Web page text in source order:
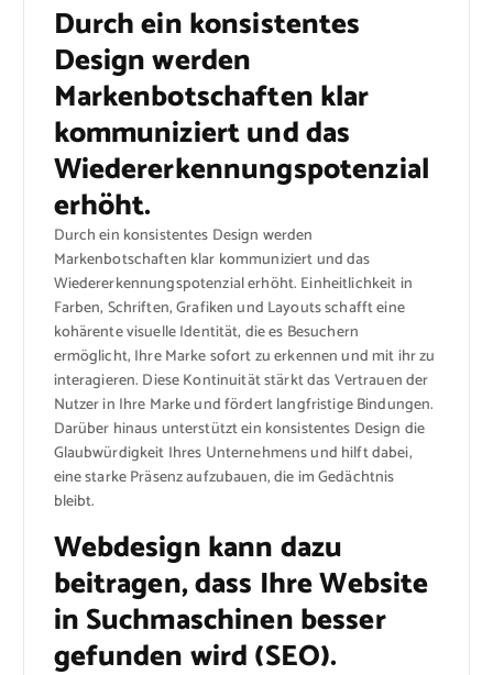
Durch ein konsistentes
Design werden
Markenbotschaften klar
kommuniziert und das
Wiedererkennungspotenzial
erhöht.
Durch ein konsistentes Design werden
Markenbotschaften klar kommuniziert und das
Wiedererkennungspotenzial erhöht. Einheitlichkeit in
Farben, Schriften, Grafiken und Layouts schafft eine
kohärente visuelle Identität, die es Besuchern
ermöglicht, Ihre Marke sofort zu erkennen und mit ihr zu
interagieren. Diese Kontinuität stärkt das Vertrauen der
Nutzer in Ihre Marke und fördert langfristige Bindungen.
Darüber hinaus unterstützt ein konsistentes Design die
Glaubwürdigkeit Ihres Unternehmens und hilft dabei,
eine starke Präsenz aufzubauen, die im Gedächtnis
bleibt.
Webdesign kann dazu
beitragen, dass Ihre Website
in Suchmaschinen besser
gefunden wird (SEO).